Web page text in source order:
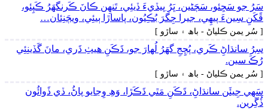
سَرُ جو سَڃِئو، سَڄَڻين، ڀَرُ ڀيڏيءَ ڏيئِي، تَنھِن ڪانَ ڪَرنگهَرُ ڪَپِئو،
ڦَکَنِ سِينءَ پيھِي، جيرا جِگرَ بُڪِيُون، پاساڙا ٻيئِي، ويڄَنِئان…
[ سُر يمن ڪلياڻ - باھ ۽ ساڙو ]
سِرُ سانڌاڻِ ڪَري، پُڇِجِ گهَرُ لُھارَ جو، ڌَڪَنِ ھيٺِ ڌَري، مانَ گَڏينِئِي
رُڪَ سين.
[ سُر يمن ڪلياڻ - باھ ۽ ساڙو ]
سَھي جِيئَن سانڌاڻِ، ڌَڪَنِ مَٿي ڌَڪَڙا، وَھِ وِڃايو پاڻُ، ڏي ڏَوائُون
ڏُڱِرين.